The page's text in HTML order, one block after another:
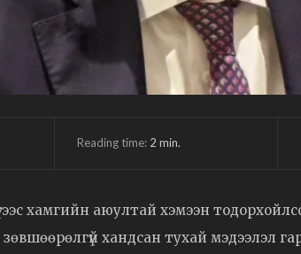
Reading time: 2 min.
хамгийн аюултай хэмээн
зөвшөөрөлгүй хандсан тухай мэдээлэл